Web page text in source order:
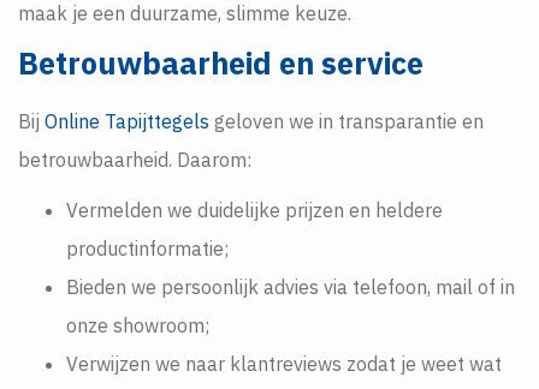
maak je een duurzame, slimme keuze.
Betrouwbaarheid en service
Bij Online Tapijttegels geloven we in transparantie en
betrouwbaarheid. Daarom:
Vermelden we duidelijke prijzen en heldere
productinformatie;
Bieden we persoonlijk advies via telefoon, mail of in
onze showroom;
Verwijzen we naar klantreviews zodat je weet wat